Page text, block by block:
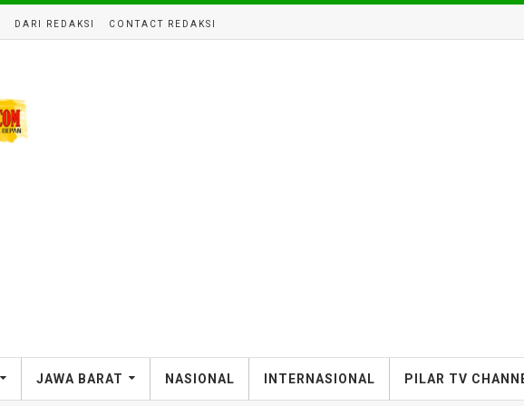
DARI REDAKSI CONTACT REDAKSI
JAWA BARAT NASIONAL INTERNASIONAL PILAR TV